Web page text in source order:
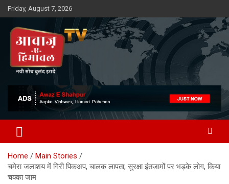
Skip
to
content
Friday, August 7, 2026
Awaz-E-Shahpur
Home
Main Stories
चमेरा जलाशय में गिरी पिकअप, चालक लापता; सुरक्षा इंतजामों पर भड़के लोग, किया
चक्का जाम